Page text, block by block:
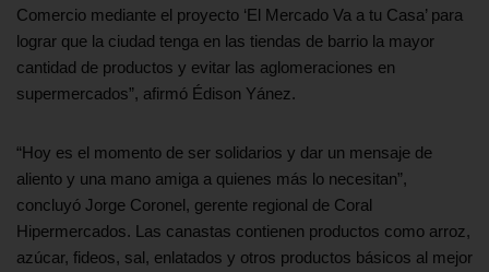
Comercio mediante el proyecto ‘El Mercado Va a tu Casa’ para
lograr que la ciudad tenga en las tiendas de barrio la mayor
cantidad de productos y evitar las aglomeraciones en
supermercados”, afirmó Édison Yánez.
“Hoy es el momento de ser solidarios y dar un mensaje de
aliento y una mano amiga a quienes más lo necesitan”,
concluyó Jorge Coronel, gerente regional de Coral
Hipermercados. Las canastas contienen productos como arroz,
azúcar, fideos, sal, enlatados y otros productos básicos al mejor